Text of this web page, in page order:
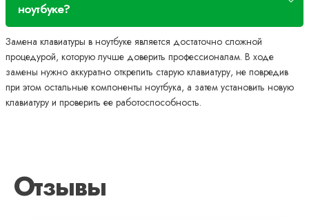
ноутбуке?
Замена клавиатуры в ноутбуке является достаточно сложной
процедурой, которую лучше доверить профессионалам. В ходе
замены нужно аккуратно открепить старую клавиатуру, не повредив
при этом остальные компоненты ноутбука, а затем установить новую
клавиатуру и проверить ее работоспособность.
Отзывы